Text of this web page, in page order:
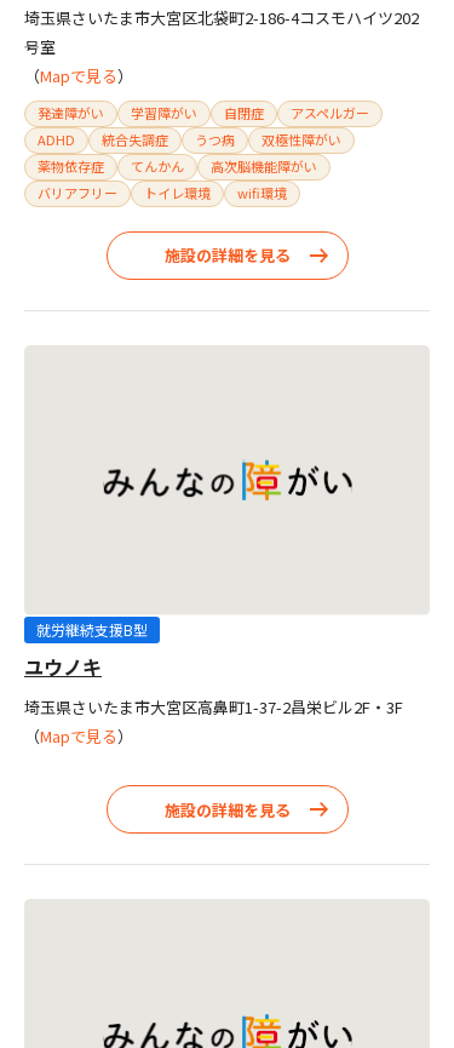
埼玉県さいたま市大宮区北袋町2-186-4コスモハイツ202
号室
（Mapで見る）
発達障がい 学習障がい 自閉症
アスペルガー
ADHD
統合失調症 うつ病
双極性障がい
薬物依存症
てんかん
高次脳機能障がい
バリアフリー
トイレ環境 wifi環境
施設の詳細を見る
就労継続支援B型
ユウノキ
埼玉県さいたま市大宮区高鼻町1-37-2昌栄ビル2F・3F
（Mapで見る）
施設の詳細を見る